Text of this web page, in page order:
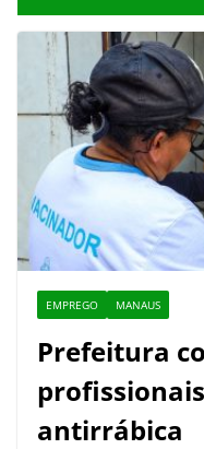
EMPREGO MANAUS
Prefeitura
antirrábica